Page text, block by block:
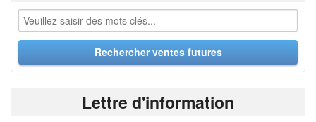
Lettre d'information